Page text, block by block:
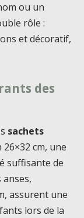
ou un
rôle :
et décoratif,
des
sachets
cm, une
suffisante de
assurent une
lors de la